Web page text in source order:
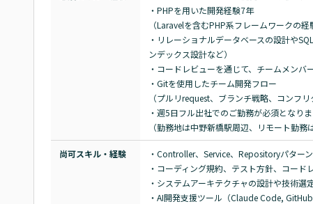
・PHPを用いた開発経験7年
（Laravelを含むPHP系フレームワークの経
・リレーショナルデータベースの設計や
ンデックス設計など）
・コードレビューを通じて、チームメンバ
・Gitを使用したチーム開発フロー
（プルリrequest、ブランチ戦略、コンフ
・週5日フル出社でのご勤務が必須となり
（勤務地は中野新橋駅周辺、リモート勤務
尚可スキル・経験
・Controller、Service、Repositoryパター
・コーディング規約、テスト方針、コー
・システムアーキテクチャの設計や技術選
・AI開発支援ツール（Claude Code,